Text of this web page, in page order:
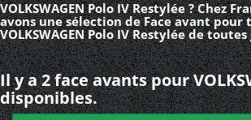
VOLKSWAGEN Polo IV Restylée ? Chez
avons une sélection de Face avant pour
VOLKSWAGEN Polo IV Restylée de
Il y a 2 face avants pour
disponibles.